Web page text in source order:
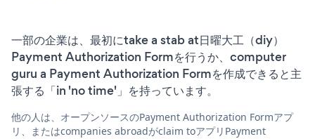
一部の企業は、最初にtake a stab at日曜大工（diy）
Payment Authorization Formを行うか、computer
guru a Payment Authorization Formを作成できると主
張する「in 'no time'」を持っています。
他の人は、オープンソースのPayment Authorization Formアプ
リ、またはcompanies abroadがclaim toアプリPayment